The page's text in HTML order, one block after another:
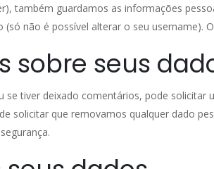
também guardamos as informações
não é possível alterar o seu
sobre seus
se tiver deixado comentários, pode
solicitar que removamos qualquer dado